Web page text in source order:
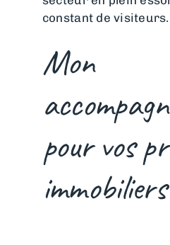
constant de visiteurs.
Mon
pour vos
immobiliers